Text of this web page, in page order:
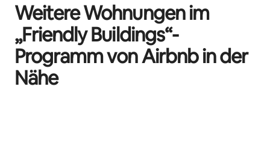
Weitere Wohnungen im
„Friendly Buildings“-
Programm von Airbnb in der
Nähe